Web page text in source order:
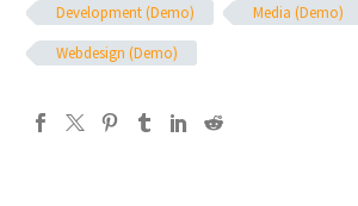
Development (Demo)
Media (Demo)
Webdesign (Demo)